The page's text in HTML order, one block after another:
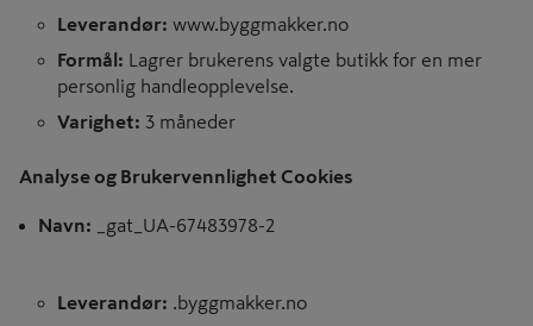
Leverandør: www.byggmakker.no
Formål: Lagrer brukerens valgte butikk for en mer
personlig handleopplevelse.
Varighet: 3 måneder
Analyse og Brukervennlighet Cookies
Navn: _gat_UA-67483978-2
Leverandør: .byggmakker.no